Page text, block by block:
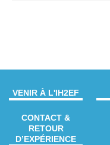
VENIR À L'IH2EF
CONTACT &
RETOUR
D’EXPÉRIENCE